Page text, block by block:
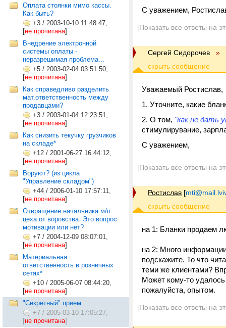
Оплата стоянки мимо кассы.
Как быть?
+3 / 2003-10-10 11:48:47,
[не прочитана]
Внедрение электронной
системы оплаты -
неразрешимая проблема...
+5 / 2003-02-04 03:51:50,
[не прочитана]
Как справедливо разделить
мат.ответственность между
продавцами?
+3 / 2003-01-04 12:23:51,
[не прочитана]
Как снизить текучку грузчиков
на складе*
+12 / 2001-06-27 16:44:12,
[не прочитана]
Воруют? (из цикла
"Управление складом")
+44 / 2006-01-10 17:57:11,
[не прочитана]
Отвращение начальника м/п
цеха от воровства. Это вопрос
мотивации или нет?
+7 / 2004-12-09 08:07:01,
[не прочитана]
Материальная
ответственность в розничных
сетях*
+10 / 2005-06-07 08:44:20,
[не прочитана]
"Секретный" прием
+7 / 2005-03-10 17:05:27,
[не прочитана]
С уважением,
[Показать все ответы на
Cергей Сидорочев »
Уважаемый Ростислав,
Уточните, какие
О том, "как не дать
стимулирувание,
С уважением,
[Показать все ответы на
Ростислав [
на 1: Бланки продаем
на 2: Много
подскажите. То что
теми же клиентами?
Может кому-то удалось
пожалуйста, опытом.
[Показать все ответы на